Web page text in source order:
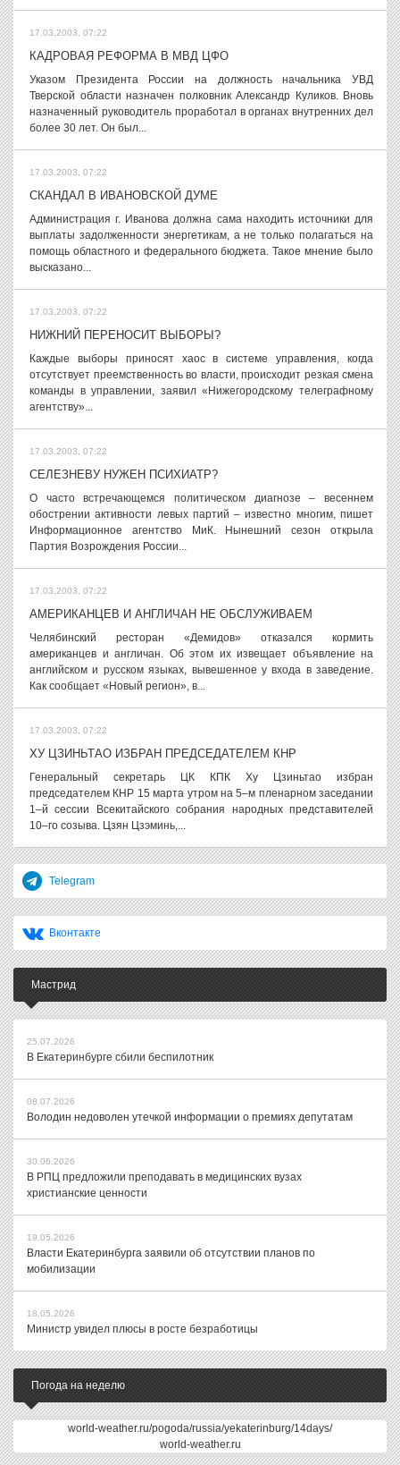
17.03.2003, 07:22
КАДРОВАЯ РЕФОРМА В МВД ЦФО
Указом Президента России на должность начальника УВД
Тверской области назначен полковник Александр Куликов. Вновь
назначенный руководитель проработал в органах внутренних дел
более 30 лет. Он был...
17.03.2003, 07:22
СКАНДАЛ В ИВАНОВСКОЙ ДУМЕ
Администрация г. Иванова должна сама находить источники для
выплаты задолженности энергетикам, а не только полагаться на
помощь областного и федерального бюджета. Такое мнение было
высказано...
17.03.2003, 07:22
НИЖНИЙ ПЕРЕНОСИТ ВЫБОРЫ?
Каждые выборы приносят хаос в системе управления, когда
отсутствует преемственность во власти, происходит резкая смена
команды в управлении, заявил «Нижегородскому телеграфному
агентству»...
17.03.2003, 07:22
СЕЛЕЗНЕВУ НУЖЕН ПСИХИАТР?
О часто встречающемся политическом диагнозе – весеннем
обострении активности левых партий – известно многим, пишет
Информационное агентство МиК. Нынешний сезон открыла
Партия Возрождения России...
17.03.2003, 07:22
АМЕРИКАНЦЕВ И АНГЛИЧАН НЕ ОБСЛУЖИВАЕМ
Челябинский ресторан «Демидов» отказался кормить
американцев и англичан. Об этом их извещает объявление на
английском и русском языках, вывешенное у входа в заведение.
Как сообщает «Новый регион», в...
17.03.2003, 07:22
ХУ ЦЗИНЬТАО ИЗБРАН ПРЕДСЕДАТЕЛЕМ КНР
Генеральный секретарь ЦК КПК Ху Цзиньтао избран
председателем КНР 15 марта утром на 5–м пленарном заседании
1–й сессии Всекитайского собрания народных представителей
10–го созыва. Цзян Цзэминь,...
Telegram
Вконтакте
Мастрид
25.07.2026
В Екатеринбурге сбили беспилотник
08.07.2026
Володин недоволен утечкой информации о премиях депутатам
30.06.2026
В РПЦ предложили преподавать в медицинских вузах
христианские ценности
19.05.2026
Власти Екатеринбурга заявили об отсутствии планов по
мобилизации
18.05.2026
Министр увидел плюсы в росте безработицы
Погода на неделю
world-weather.ru/pogoda/russia/yekaterinburg/14days/
world-weather.ru